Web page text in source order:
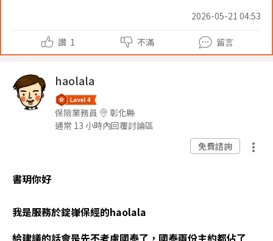
2026-05-21 04:53
讚 1 不滿 留言
haolala
保險業務員
彰化縣
通常 13 小時內回覆討論區
免費諮詢
書玥你好
我是服務於錠嵂保經的haolala
給建議的話會是先不考慮國泰了，國泰兩份主約都佔了